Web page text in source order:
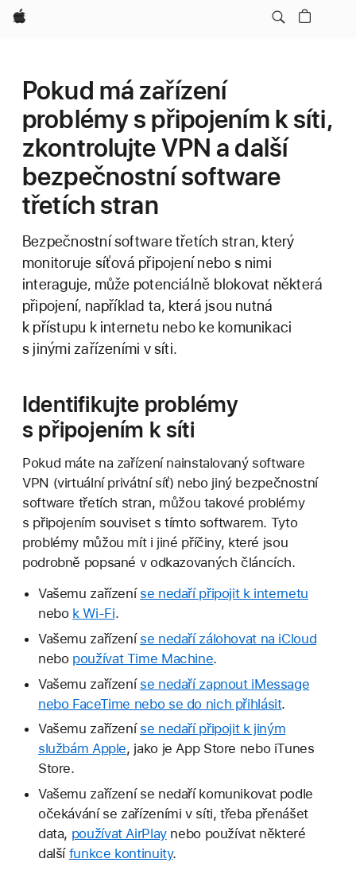
Apple
Pokud má zařízení
problémy s připojením k síti,
zkontrolujte VPN a další
bezpečnostní software
třetích stran
Bezpečnostní software třetích stran, který
monitoruje síťová připojení nebo s nimi
interaguje, může potenciálně blokovat některá
připojení, například ta, která jsou nutná
k přístupu k internetu nebo ke komunikaci
s jinými zařízeními v síti.
Identifikujte problémy
s připojením k síti
Pokud máte na zařízení nainstalovaný software
VPN (virtuální privátní síť) nebo jiný bezpečnostní
software třetích stran, můžou takové problémy
s připojením souviset s tímto softwarem. Tyto
problémy můžou mít i jiné příčiny, které jsou
podrobně popsané v odkazovaných článcích.
Vašemu zařízení se nedaří připojit k internetu
nebo k Wi-Fi.
Vašemu zařízení se nedaří zálohovat na iCloud
nebo používat Time Machine.
Vašemu zařízení se nedaří zapnout iMessage
nebo FaceTime nebo se do nich přihlásit.
Vašemu zařízení se nedaří připojit k jiným
službám Apple, jako je App Store nebo iTunes
Store.
Vašemu zařízení se nedaří komunikovat podle
očekávání se zařízeními v síti, třeba přenášet
data, používat AirPlaynebo používat některé
další funkce kontinuity.